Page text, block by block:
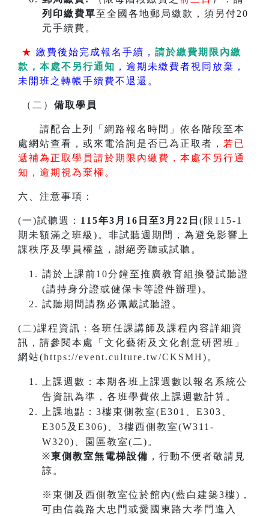
列印繳費單至全國各地郵局繳款，須另付20
元手續費。
★ 繳費後始完成報名手續， 請於繳費期限內繳
款，本處不另行通知 ，逾期未繳費者視同放棄，
未開班之轉帳手續費不退還。
（二） 備取學員
請配合上列「網路報名時間」依各階段至本
處網站查看，或來電洽詢是否已為正取者， 若已
遞補為正取學員請於期限內繳費，本處不另行通
知，逾期視為棄權。
六、注意事項：
(一)試聽週： 115年3月16日至3月22日 (限115-1
期未額滿之班級)。非試聽週期間，為避免影響上
課秩序及學員權益，謝絕旁聽或試聽。
請於上課前10分鐘至推廣教育組換發試聽證
(請持身分證或健保卡等證件辦理)。
試聽期間請務必佩戴試聽證。
(二)課程資訊：各班任課講師及課程內容詳細資
訊，請參閱本處「文化藝術及文化創意研習班」
網站(https://event.culture.tw/CKSMH)。
上課週數：本期各班上課週數以報名系統公
告資訊為準，各班學費依上課週數計算。
上課地點：3樓東側教室(E301、E303、
E305及E306)、3樓西側教室(W311-
W320)、園區教室(二)。
※東側教室無電梯設備 ，行動不便者敬請見
諒。
※東側及西側教室位於館內(藍白建築3樓)，
可由信義路大忠門或愛國東路大孝門進入